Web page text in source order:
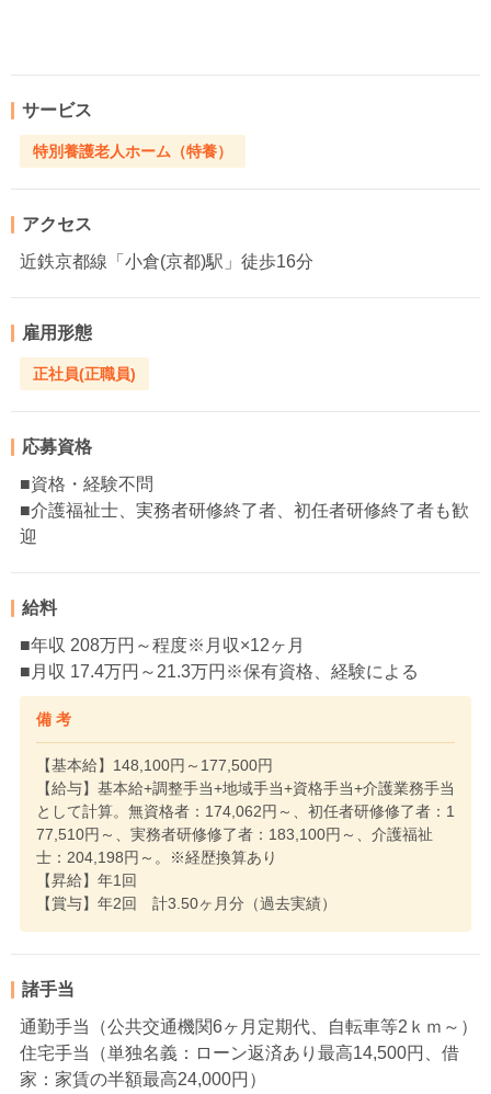
サービス
特別養護老人ホーム（特養）
アクセス
近鉄京都線「小倉(京都)駅」徒歩16分
雇用形態
正社員(正職員)
応募資格
■資格・経験不問
■介護福祉士、実務者研修終了者、初任者研修終了者も歓
迎
給料
■年収 208万円～程度※月収×12ヶ月
■月収 17.4万円～21.3万円※保有資格、経験による
備 考
【基本給】148,100円～177,500円
【給与】基本給+調整手当+地域手当+資格手当+介護業務手当
として計算。無資格者：174,062円～、初任者研修修了者：1
77,510円～、実務者研修修了者：183,100円～、介護福祉
士：204,198円～。※経歴換算あり
【昇給】年1回
【賞与】年2回 計3.50ヶ月分（過去実績）
諸手当
通勤手当（公共交通機関6ヶ月定期代、自転車等2ｋｍ～）
住宅手当（単独名義：ローン返済あり最高14,500円、借
家：家賃の半額最高24,000円）